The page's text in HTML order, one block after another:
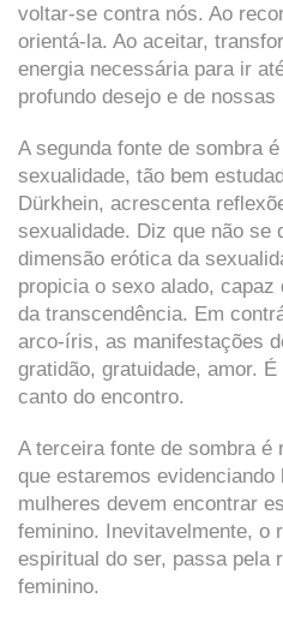
voltar-se contra nós. Ao
orientá-la. Ao aceitar,
energia necessária para ir
profundo desejo e de
A segunda fonte de sombra
sexualidade, tão bem
Dürkhein, acrescenta
sexualidade. Diz que não se
dimensão erótica da
propicia o sexo alado,
da transcendência. Em
arco-íris, as manifestações
gratidão, gratuidade, amor.
canto do encontro.
A terceira fonte de sombra é
que estaremos
mulheres devem encontrar
feminino. Inevitavelmente, o
espiritual do ser, passa pela
feminino.